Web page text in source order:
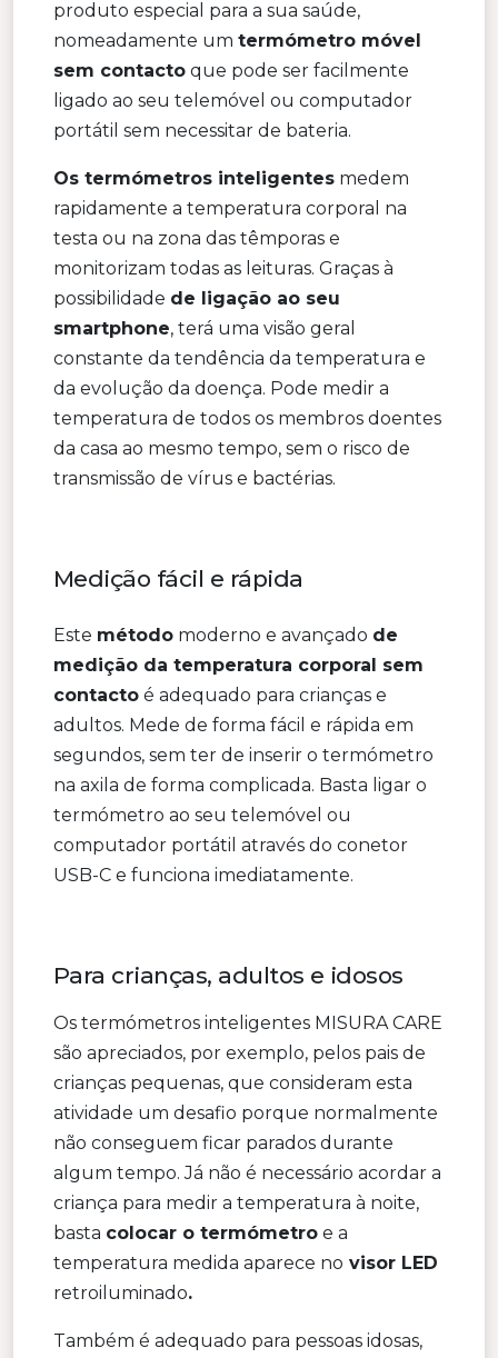
produto especial para a sua saúde,
nomeadamente um termómetro móvel
sem contacto que pode ser facilmente
ligado ao seu telemóvel ou computador
portátil sem necessitar de bateria.
Os termómetros inteligentes medem
rapidamente a temperatura corporal na
testa ou na zona das têmporas e
monitorizam todas as leituras. Graças à
possibilidade de ligação ao seu
smartphone, terá uma visão geral
constante da tendência da temperatura e
da evolução da doença. Pode medir a
temperatura de todos os membros doentes
da casa ao mesmo tempo, sem o risco de
transmissão de vírus e bactérias.
Medição fácil e rápida
Este método moderno e avançado de
medição da temperatura corporal sem
contacto é adequado para crianças e
adultos. Mede de forma fácil e rápida em
segundos, sem ter de inserir o termómetro
na axila de forma complicada. Basta ligar o
termómetro ao seu telemóvel ou
computador portátil através do conetor
USB-C e funciona imediatamente.
Para crianças, adultos e idosos
Os termómetros inteligentes MISURA CARE
são apreciados, por exemplo, pelos pais de
crianças pequenas, que consideram esta
atividade um desafio porque normalmente
não conseguem ficar parados durante
algum tempo. Já não é necessário acordar a
criança para medir a temperatura à noite,
basta colocar o termómetro e a
temperatura medida aparece no visor LED
retroiluminado.
Também é adequado para pessoas idosas,